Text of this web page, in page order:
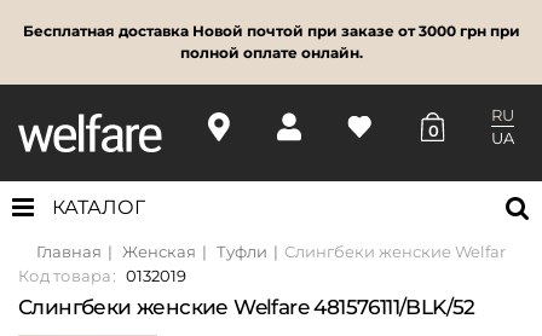
Бесплатная доставка Новой почтой при заказе от 3000 грн при
полной оплате онлайн.
0
RU
UA
КАТАЛОГ
Главная Женская Туфли
Слингбеки женские Welfare
Код товара: 0132019
Слингбеки женские Welfare 481576111/BLK/52